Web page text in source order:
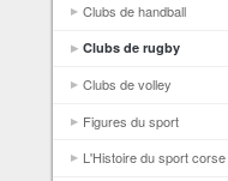
Clubs de handball
Clubs de rugby
Clubs de volley
Figures du sport
L'Histoire du sport